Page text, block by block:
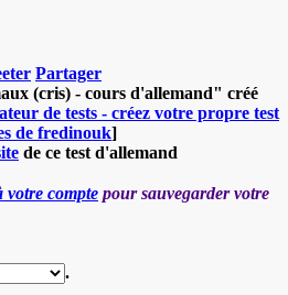
Partager
(cris) - cours d'allemand" créé
de tests - créez votre propre test
de fredinouk]
de ce test d'allemand
votre compte pour sauvegarder votre
.